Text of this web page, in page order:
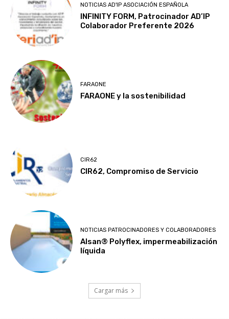
NOTICIAS AD'IP ASOCIACIÓN ESPAÑOLA
INFINITY FORM, Patrocinador AD’IP
Colaborador Preferente 2026
FARAONE
FARAONE y la sostenibilidad
CIR62
CIR62, Compromiso de Servicio
NOTICIAS PATROCINADORES Y COLABORADORES
Alsan® Polyflex, impermeabilización
líquida
Cargar más